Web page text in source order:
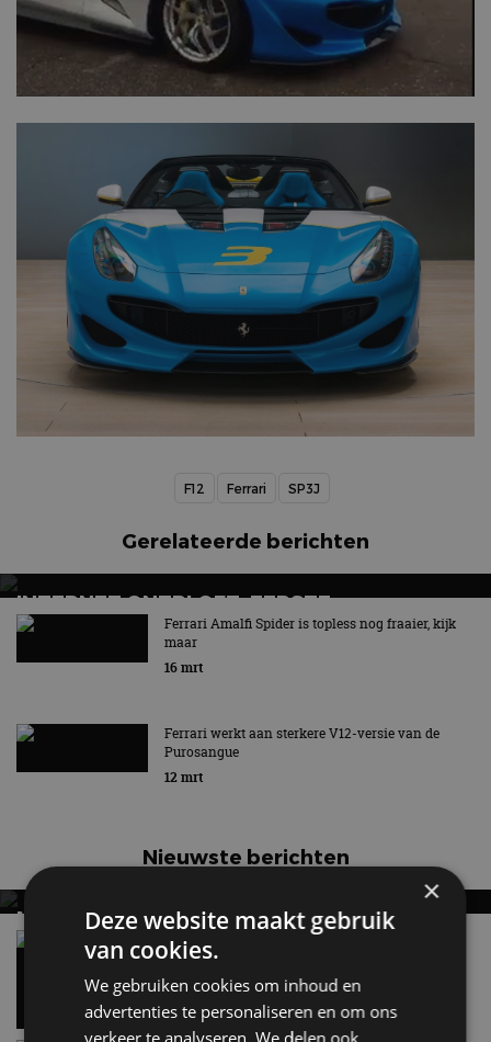
F12 Ferrari SP3J
Gerelateerde berichten
INTERNET ONTPLOFT: EERSTE
ELEKTRISCHE FERRARI SHOCKEERT
Ferrari Amalfi Spider is topless nog fraaier, kijk
maar
16 mrt
Ferrari werkt aan sterkere V12-versie van de
Purosangue
12 mrt
Nieuwste berichten
MET KORTING NAAR EV EXPERIENCE 2026?
AUTORAI REGELT HET!
EV Experience 2026 van 24 tot 26 september
Vergelijking: BMW iX3 vs Volvo EX60 – Welke
moet je hebben?
28 mei
×
Deze website maakt gebruik
van cookies.
We gebruiken cookies om inhoud en
advertenties te personaliseren en om ons
verkeer te analyseren. We delen ook